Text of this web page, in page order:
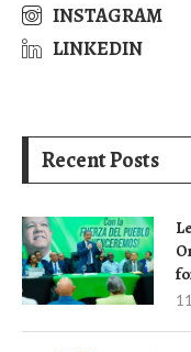
INSTAGRAM
LINKEDIN
Recent Posts